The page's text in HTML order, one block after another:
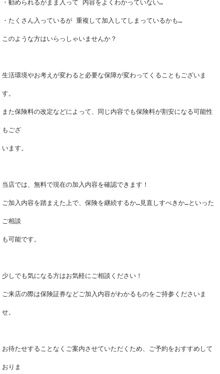
・勧められるがまま入って 内容をよくわかっていない…
・たくさん入っているが 重複して加入してしまっているかも…
このような方はいらっしゃいませんか？
生活環境やお考えが変わると必要な保障が変わってくることもございま
す。
また保険料の改定などによって、同じ内容でも保険料が割安になる可能性
もござ
います。
当店では、無料で現在の加入内容を確認できます！
ご加入内容を踏まえた上で、保険を継続するか…見直しすべきか…といった
ご相談
も可能です。
少しでも気になる方はお気軽にご相談ください！
ご来店の際は保険証券などご加入内容がわかるものをご持参くださいま
せ。
お待たせすることなくご案内させていただくため、ご予約をおすすめして
おりま